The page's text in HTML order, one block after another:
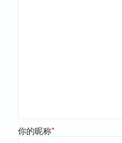
你的昵称*